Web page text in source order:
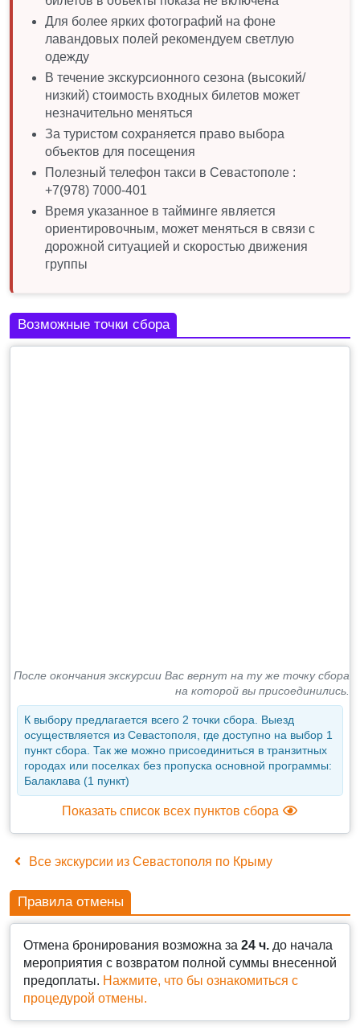
Для более ярких фотографий на фоне
лавандовых полей рекомендуем светлую
одежду
В течение экскурсионного сезона (высокий/
низкий) стоимость входных билетов может
незначительно меняться
За туристом сохраняется право выбора
объектов для посещения
Полезный телефон такси в Севастополе :
+7(978) 7000-401
Время указанное в тайминге является
ориентировочным, может меняться в связи с
дорожной ситуацией и скоростью движения
группы
Возможные точки сбора
После окончания экскурсии Вас вернут на ту же точку сбора
на которой вы присоединились.
К выбору предлагается всего 2 точки сбора. Выезд
осуществляется из Севастополя, где доступно на выбор 1
пункт сбора. Так же можно присоединиться в транзитных
городах или поселках без пропуска основной программы:
Балаклава (1 пункт)
Показать список всех пунктов сбора
Все экскурсии из Севастополя по Крыму
Правила отмены
Отмена бронирования возможна за 24 ч. до начала
мероприятия с возвратом полной суммы внесенной
предоплаты. Нажмите, что бы ознакомиться с
процедурой отмены.